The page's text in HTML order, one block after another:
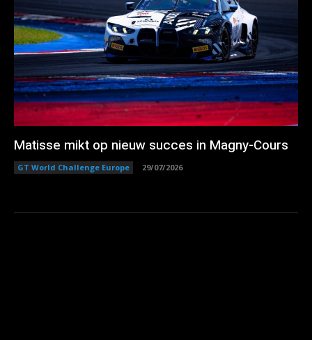
Matisse mikt op nieuw succes in Magny-Cours
GT World Challenge Europe 29/07/2026